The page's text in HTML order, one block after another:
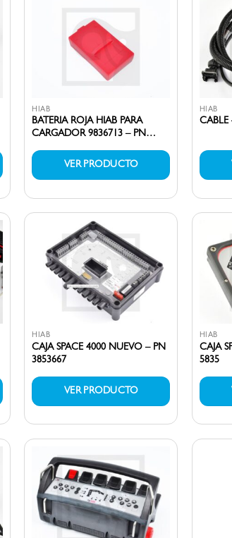
HIAB
BATERIA ROJA HIAB PARA
CARGADOR 9836713 – PN
VER PRODUCTO
HIAB
CABLE
HIAB
CAJA SPACE 4000 NUEVO – PN
3853667
VER PRODUCTO
HIAB
CAJA
5835